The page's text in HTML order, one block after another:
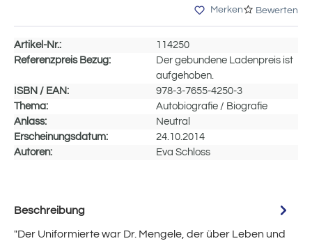
Merken Bewerten
Artikel-Nr.:
114250
Referenzpreis Bezug:
Der gebundene Ladenpreis ist
aufgehoben.
ISBN / EAN:
978-3-7655-4250-3
Thema:
Autobiografie / Biografie
Anlass:
Neutral
Erscheinungsdatum:
24.10.2014
Autoren:
Eva Schloss
Beschreibung
"Der Uniformierte war Dr. Mengele, der über Leben und